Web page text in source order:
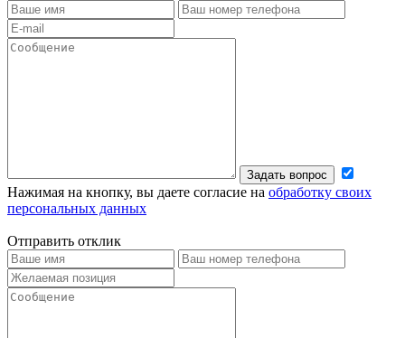
Задать вопрос
Нажимая на кнопку, вы даете согласие на обработку своих
персональных данных
Отправить отклик